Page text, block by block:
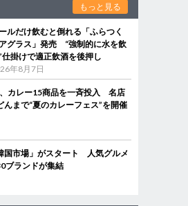
もっと見る
ルだけ飲むと倒れる「ふらつく
グラス」発売 “強制的に水を飲
仕掛けで適正飲酒を後押し
年8月7日
カレー15商品を一斉投入 名店
んまで“夏のカレーフェス”を開催
国市場」がスタート 人気グルメ
ブランドが集結